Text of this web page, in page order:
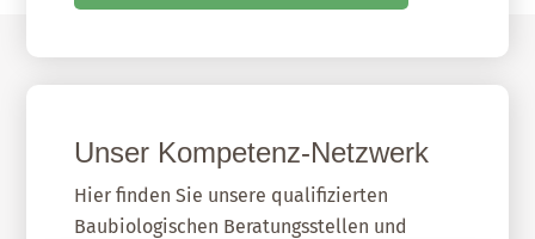
Unser Kompetenz-Netzwerk
Hier finden Sie unsere qualifizierten
Baubiologischen Beratungsstellen und